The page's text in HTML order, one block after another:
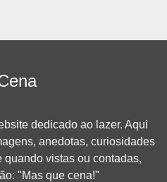
dedicado ao lazer. Aqui
anedotas, curiosidades
vistas ou contadas,
"Mas que cena!"